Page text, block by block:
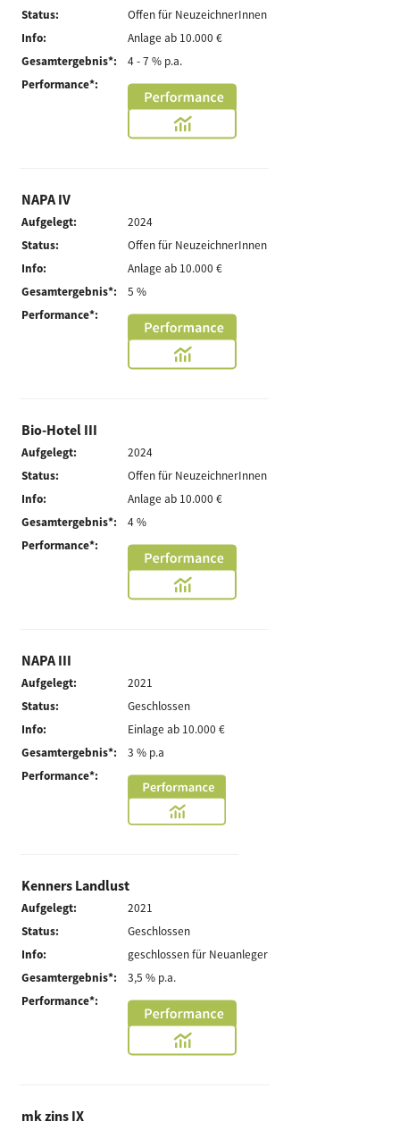
Status:
Offen für NeuzeichnerInnen
Info:
Anlage ab 10.000 €
Gesamtergebnis*:
4 - 7 % p.a.
Performance*:
NAPA IV
Aufgelegt:
2024
Status:
Offen für NeuzeichnerInnen
Info:
Anlage ab 10.000 €
Gesamtergebnis*:
5 %
Performance*:
Bio-Hotel III
Aufgelegt:
2024
Status:
Offen für NeuzeichnerInnen
Info:
Anlage ab 10.000 €
Gesamtergebnis*:
4 %
Performance*:
NAPA III
Aufgelegt:
2021
Status:
Geschlossen
Info:
Einlage ab 10.000 €
Gesamtergebnis*:
3 % p.a
Performance*:
Kenners Landlust
Aufgelegt:
2021
Status:
Geschlossen
Info:
geschlossen für Neuanleger
Gesamtergebnis*:
3,5 % p.a.
Performance*:
mk zins IX